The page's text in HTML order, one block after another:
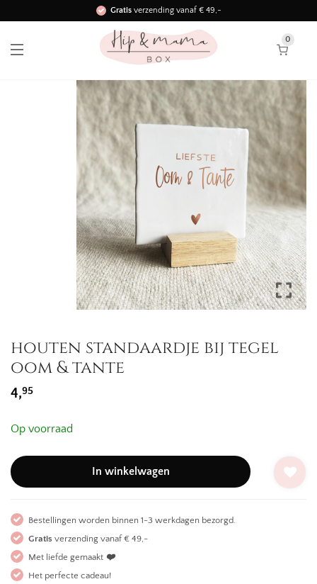
Gratisverzending vanaf € 49,-
Binnen 3 werkdagen in huis!
0
houten standaardje bij tegel
oom & tante
4,95
Op voorraad
In winkelwagen
Bestellingen worden binnen 1-3 werkdagen bezorgd.
Gratis verzending vanaf € 49,-
Met liefde gemaakt ❤️
Het perfecte cadeau!